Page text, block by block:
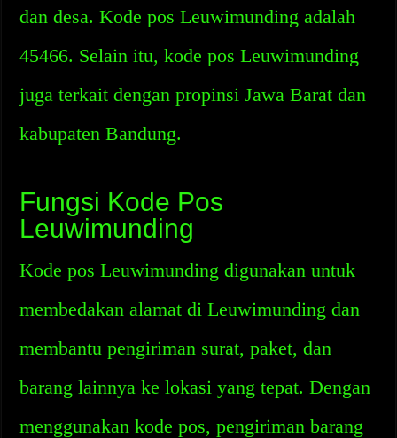
dan desa. Kode pos Leuwimunding adalah
45466. Selain itu, kode pos Leuwimunding
juga terkait dengan propinsi Jawa Barat dan
kabupaten Bandung.
Fungsi Kode Pos
Leuwimunding
Kode pos Leuwimunding digunakan untuk
membedakan alamat di Leuwimunding dan
membantu pengiriman surat, paket, dan
barang lainnya ke lokasi yang tepat. Dengan
menggunakan kode pos, pengiriman barang